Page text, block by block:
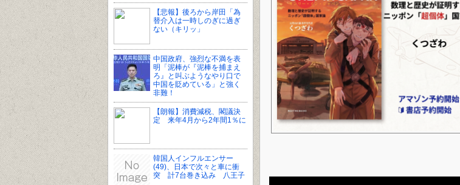
【悲報】後ろから岸田「為
替介入は一時しのぎに過ぎ
ない（キリッ」
中国政府、強烈な不満を表
明「泥棒が『泥棒を捕まえ
ろ』と叫ぶようなやり口で
中国を貶めている」と強く
非難！
【朗報】消費減税、閣議決
定 来年4月から2年間1％に
韓国人インフルエンサー
(49)、日本で次々と車に衝
突 計7台巻き込み 八王子